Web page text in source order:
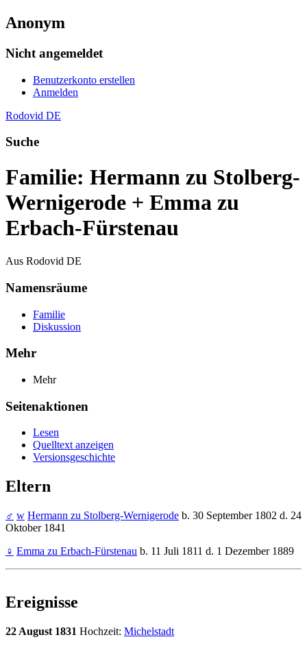
Anonym
Nicht angemeldet
Benutzerkonto erstellen
Anmelden
Rodovid DE
Suche
Familie: Hermann zu Stolberg-
Wernigerode + Emma zu
Erbach-Fürstenau
Aus Rodovid DE
Namensräume
Familie
Diskussion
Mehr
Mehr
Seitenaktionen
Lesen
Quelltext anzeigen
Versionsgeschichte
Eltern
♂ w Hermann zu Stolberg-Wernigerode b. 30 September 1802 d. 24
Oktober 1841
♀ Emma zu Erbach-Fürstenau b. 11 Juli 1811 d. 1 Dezember 1889
Ereignisse
22 August 1831 Hochzeit: Michelstadt